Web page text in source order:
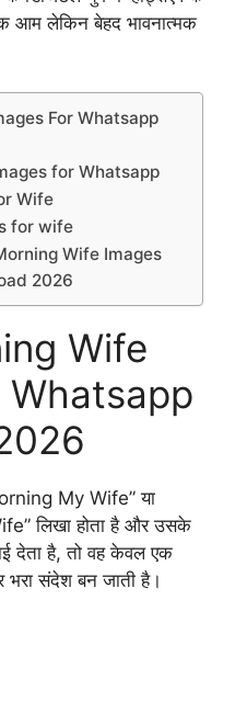
आम लेकिन बेहद भावनात्मक
For Whatsapp
for Whatsapp
Wife
for wife
Wife Images
2026
Wife
Whatsapp
My Wife” या
लिखा होता है और उसके
देता है, तो वह केवल एक
भरा संदेश बन जाती है।